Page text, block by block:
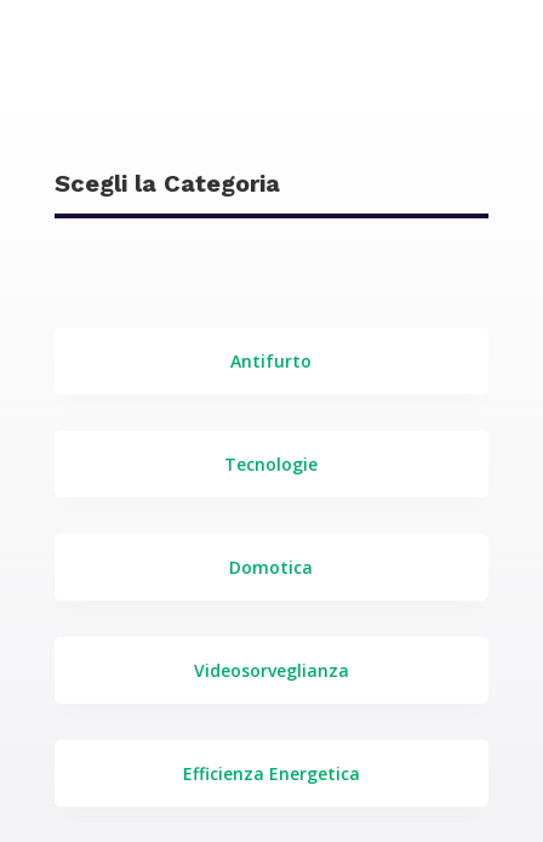
Scegli la Categoria
Antifurto
Tecnologie
Domotica
Videosorveglianza
Efficienza Energetica